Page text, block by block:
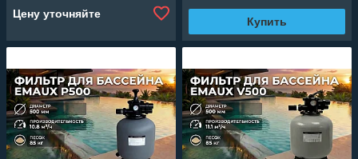
Цену уточняйте
Купить